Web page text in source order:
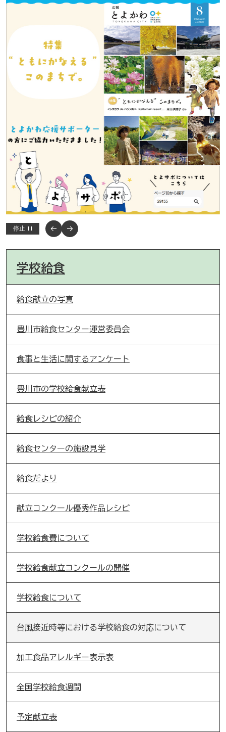
停止
学校給食
給食献立の写真
豊川市給食センター運営委員会
食事と生活に関するアンケート
豊川市の学校給食献立表
給食レシピの紹介
給食センターの施設見学
給食だより
献立コンクール優秀作品レシピ
学校給食費について
学校給食献立コンクールの開催
学校給食について
台風接近時等における学校給食の対応について
加工食品アレルギー表示表
全国学校給食週間
予定献立表